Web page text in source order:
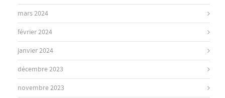
mars 2024
février 2024
janvier 2024
décembre 2023
novembre 2023